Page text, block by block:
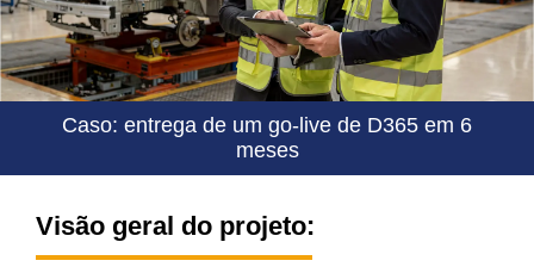
Caso: entrega de um go-live de D365 em 6
meses
Visão geral do projeto: